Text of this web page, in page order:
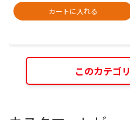
カートに入れる
このカテゴ